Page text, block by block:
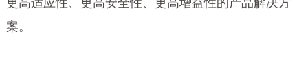
更高适应性、更高安全性、更高增益性的产品解决方
案。